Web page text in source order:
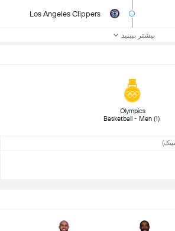
Los Angeles Clippers
بیشتر ببینید
Olympics